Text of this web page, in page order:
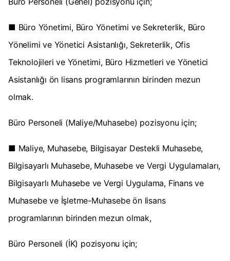
■ Büro Yönetimi, Büro Yönetimi ve Sekreterlik, Büro
Yönelimi ve Yönetici Asistanlığı, Sekreterlik, Ofis
Teknolojileri ve Yönetimi, Büro Hizmetleri ve Yönetici
Asistanlığı ön lisans programlarının birinden mezun
olmak.
Büro Personeli (Maliye/Muhasebe) pozisyonu için;
■ Maliye, Muhasebe, Bilgisayar Destekli Muhasebe,
Bilgisayarlı Muhasebe, Muhasebe ve Vergi Uygulamaları,
Bilgisayarlı Muhasebe ve Vergi Uygulama, Finans ve
Muhasebe ve İşletme-Muhasebe ön lisans
programlarının birinden mezun olmak,
Büro Personeli (İK) pozisyonu için;